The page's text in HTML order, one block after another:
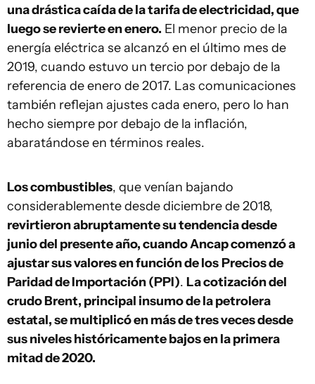
una drástica caída de la tarifa de electricidad, que
luego se revierte en enero. El menor precio de la
energía eléctrica se alcanzó en el último mes de
2019, cuando estuvo un tercio por debajo de la
referencia de enero de 2017. Las comunicaciones
también reflejan ajustes cada enero, pero lo han
hecho siempre por debajo de la inflación,
abaratándose en términos reales.
Los combustibles, que venían bajando
considerablemente desde diciembre de 2018,
revirtieron abruptamente su tendencia desde
junio del presente año, cuando Ancap comenzó a
ajustar sus valores en función de los Precios de
Paridad de Importación (PPI). La cotización del
crudo Brent, principal insumo de la petrolera
estatal, se multiplicó en más de tres veces desde
sus niveles históricamente bajos en la primera
mitad de 2020.